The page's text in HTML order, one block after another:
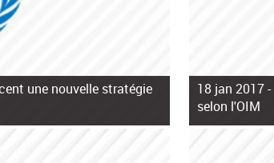
une nouvelle stratégie
18 jan 2017 -
selon l'OIM